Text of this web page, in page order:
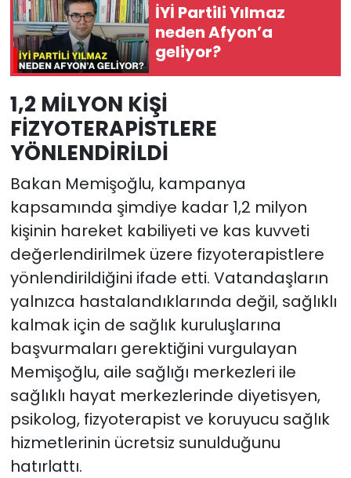
İYİ Partili Yılmaz
neden Afyon’a
geliyor?
1,2 MİLYON KİŞİ
FİZYOTERAPİSTLERE
YÖNLENDİRİLDİ
Bakan Memişoğlu, kampanya
kapsamında şimdiye kadar 1,2 milyon
kişinin hareket kabiliyeti ve kas kuvveti
değerlendirilmek üzere fizyoterapistlere
yönlendirildiğini ifade etti. Vatandaşların
yalnızca hastalandıklarında değil, sağlıklı
kalmak için de sağlık kuruluşlarına
başvurmaları gerektiğini vurgulayan
Memişoğlu, aile sağlığı merkezleri ile
sağlıklı hayat merkezlerinde diyetisyen,
psikolog, fizyoterapist ve koruyucu sağlık
hizmetlerinin ücretsiz sunulduğunu
hatırlattı.